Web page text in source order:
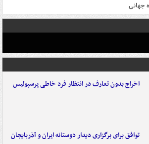
جهانی
اخراج بدون تعارف در انتظار فرد خاطی پرسپولیس
توافق برای برگزاری دیدار دوستانه ایران و آذربایجان